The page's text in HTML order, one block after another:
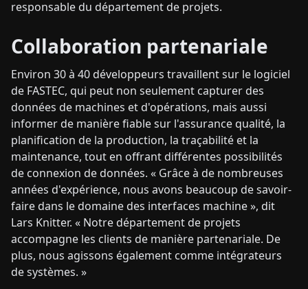
responsable du département de projets.
Collaboration partenariale
Environ 30 à 40 développeurs travaillent sur le logiciel
de FASTEC, qui peut non seulement capturer des
données de machines et d'opérations, mais aussi
informer de manière fiable sur l'assurance qualité, la
planification de la production, la traçabilité et la
maintenance, tout en offrant différentes possibilités
de connexion de données. « Grâce à de nombreuses
années d'expérience, nous avons beaucoup de savoir-
faire dans le domaine des interfaces machine », dit
Lars Knitter. « Notre département de projets
accompagne les clients de manière partenariale. De
plus, nous agissons également comme intégrateurs
de systèmes. »